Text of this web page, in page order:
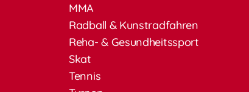
MMA
Radball & Kunstradfahren
Reha- & Gesundheitssport
Skat
Tennis